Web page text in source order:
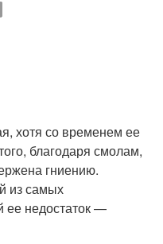
хотя со временем ее
благодаря смолам,
гниению.
из самых
ее недостаток —